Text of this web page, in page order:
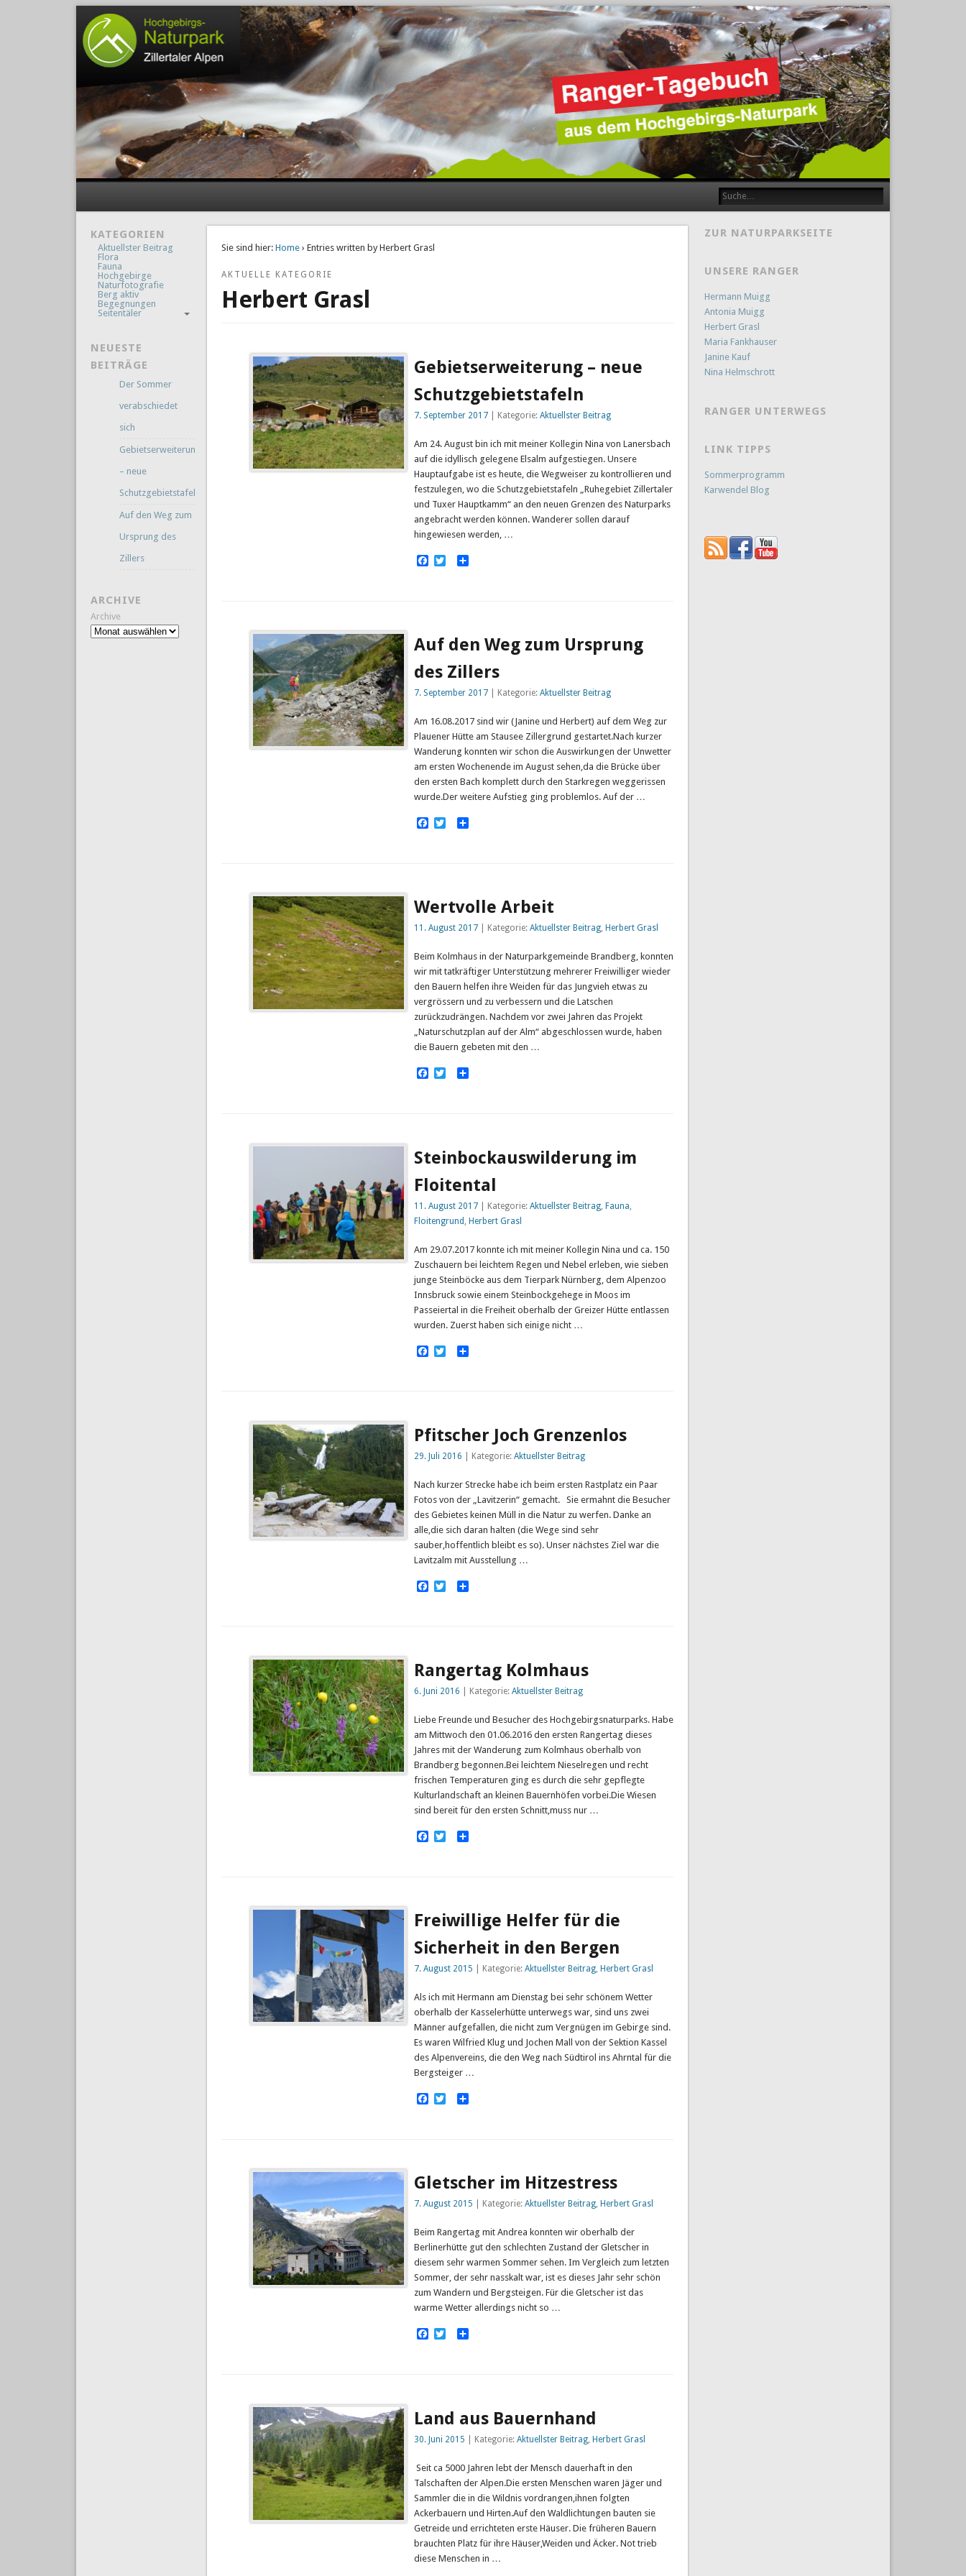
Sie sind hier: Home › Entries written by Herbert Grasl
AKTUELLE KATEGORIE
Herbert Grasl
Gebietserweiterung – neue
Schutzgebietstafeln
7. September 2017| Kategorie: Aktuellster Beitrag
Am 24. August bin ich mit meiner Kollegin Nina von Lanersbach
auf die idyllisch gelegene Elsalm aufgestiegen. Unsere
Hauptaufgabe ist es heute, die Wegweiser zu kontrollieren und
festzulegen, wo die Schutzgebietstafeln „Ruhegebiet Zillertaler
und Tuxer Hauptkamm“ an den neuen Grenzen des Naturparks
angebracht werden können. Wanderer sollen darauf
hingewiesen werden, …
Facebook
TwitterEmpfehlen
Auf den Weg zum Ursprung
des Zillers
7. September 2017| Kategorie: Aktuellster Beitrag
Am 16.08.2017 sind wir (Janine und Herbert) auf dem Weg zur
Plauener Hütte am Stausee Zillergrund gestartet.Nach kurzer
Wanderung konnten wir schon die Auswirkungen der Unwetter
am ersten Wochenende im August sehen,da die Brücke über
den ersten Bach komplett durch den Starkregen weggerissen
wurde.Der weitere Aufstieg ging problemlos. Auf der …
Facebook
TwitterEmpfehlen
Wertvolle Arbeit
11. August 2017| Kategorie: Aktuellster Beitrag, Herbert Grasl
Beim Kolmhaus in der Naturparkgemeinde Brandberg, konnten
wir mit tatkräftiger Unterstützung mehrerer Freiwilliger wieder
den Bauern helfen ihre Weiden für das Jungvieh etwas zu
vergrössern und zu verbessern und die Latschen
zurückzudrängen. Nachdem vor zwei Jahren das Projekt
„Naturschutzplan auf der Alm“ abgeschlossen wurde, haben
die Bauern gebeten mit den …
Facebook
TwitterEmpfehlen
Steinbockauswilderung im
Floitental
11. August 2017| Kategorie: Aktuellster Beitrag, Fauna
Floitengrund Herbert Grasl
Am 29.07.2017 konnte ich mit meiner Kollegin Nina und ca. 150
Zuschauern bei leichtem Regen und Nebel erleben, wie sieben
junge Steinböcke aus dem Tierpark Nürnberg, dem Alpenzoo
Innsbruck sowie einem Steinbockgehege in Moos im
Passeiertal in die Freiheit oberhalb der Greizer Hütte entlassen
wurden. Zuerst haben sich einige nicht …
Facebook
TwitterEmpfehlen
Pfitscher Joch Grenzenlos
29. Juli 2016 | Kategorie: Aktuellster Beitrag
Nach kurzer Strecke habe ich beim ersten Rastplatz ein Paar
Fotos von der „Lavitzerin“ gemacht. Sie ermahnt die Besucher
des Gebietes keinen Müll in die Natur zu werfen. Danke an
alle,die sich daran halten (die Wege sind sehr
sauber,hoffentlich bleibt es so). Unser nächstes Ziel war die
Lavitzalm mit Ausstellung …
Facebook
TwitterEmpfehlen
Rangertag Kolmhaus
6. Juni 2016 | Kategorie: Aktuellster Beitrag
Liebe Freunde und Besucher des Hochgebirgsnaturparks. Habe
am Mittwoch den 01.06.2016 den ersten Rangertag dieses
Jahres mit der Wanderung zum Kolmhaus oberhalb von
Brandberg begonnen.Bei leichtem Nieselregen und recht
frischen Temperaturen ging es durch die sehr gepflegte
Kulturlandschaft an kleinen Bauernhöfen vorbei.Die Wiesen
sind bereit für den ersten Schnitt,muss nur …
Facebook
TwitterEmpfehlen
Freiwillige Helfer für die
Sicherheit in den Bergen
7. August 2015 | Kategorie: Aktuellster Beitrag, Herbert Grasl
Als ich mit Hermann am Dienstag bei sehr schönem Wetter
oberhalb der Kasselerhütte unterwegs war, sind uns zwei
Männer aufgefallen, die nicht zum Vergnügen im Gebirge sind.
Es waren Wilfried Klug und Jochen Mall von der Sektion Kassel
des Alpenvereins, die den Weg nach Südtirol ins Ahrntal für die
Bergsteiger …
Facebook
TwitterEmpfehlen
Gletscher im Hitzestress
7. August 2015 | Kategorie: Aktuellster Beitrag, Herbert Grasl
Beim Rangertag mit Andrea konnten wir oberhalb der
Berlinerhütte gut den schlechten Zustand der Gletscher in
diesem sehr warmen Sommer sehen. Im Vergleich zum letzten
Sommer, der sehr nasskalt war, ist es dieses Jahr sehr schön
zum Wandern und Bergsteigen. Für die Gletscher ist das
warme Wetter allerdings nicht so …
Facebook
TwitterEmpfehlen
Land aus Bauernhand
30. Juni 2015 | Kategorie: Aktuellster Beitrag, Herbert Grasl
Seit ca 5000 Jahren lebt der Mensch dauerhaft in den
Talschaften der Alpen.Die ersten Menschen waren Jäger und
Sammler die in die Wildnis vordrangen,ihnen folgten
Ackerbauern und Hirten.Auf den Waldlichtungen bauten sie
Getreide und errichteten erste Häuser. Die früheren Bauern
brauchten Platz für ihre Häuser,Weiden und Äcker. Not trieb
diese Menschen in …
KATEGORIEN
Aktuellster Beitrag
Flora
Fauna
Hochgebirge
Naturfotografie
Berg aktiv
Begegnungen
Seitentäler
NEUESTE
BEITRÄGE
Der Sommer
verabschiedet
sich
Gebietserweiterung
– neue
Schutzgebietstafeln
Auf den Weg zum
Ursprung des
Zillers
ARCHIVE
Archive
ZUR NATURPARKSEITE
UNSERE RANGER
Hermann Muigg
Antonia Muigg
Herbert Grasl
Maria Fankhauser
Janine Kauf
Nina Helmschrott
RANGER UNTERWEGS
LINK TIPPS
Sommerprogramm
Karwendel Blog